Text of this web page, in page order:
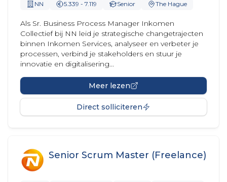
NN 5.339 - 7.119 Senior The Hague
Als Sr. Business Process Manager Inkomen
Collectief bij NN leid je strategische changetrajecten
binnen Inkomen Services, analyseer en verbeter je
processen, verbind je stakeholders en stuur je
innovatie en digitalisering...
Meer lezen
Direct solliciteren
Senior Scrum Master (Freelance)